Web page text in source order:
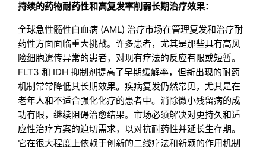
持续的药物耐药性和高复发率削弱长期治疗效果：
全球急性髓性白血病 (AML) 治疗市场在管理复发和治疗耐
药性方面面临重大挑战。许多患者，尤其是那些具有高风
险细胞遗传异常的患者，对现有疗法的反应有限或短暂。
FLT3 和 IDH 抑制剂提高了早期缓解率，但新出现的耐药
机制常常降低其长期效果。疾病复发仍然常见，尤其是在
老年人和不适合强化化疗的患者中。消除微小残留病的成
功有限，继续阻碍治愈结果。市场必须解决对更持久和适
应性治疗方案的迫切需求，以对抗耐药性并延长生存期。
它在很大程度上依赖于创新的二线疗法和新颖的作用机制